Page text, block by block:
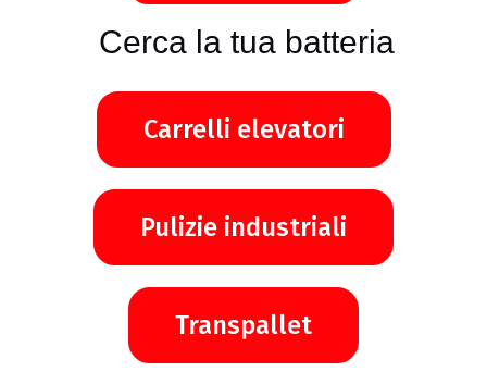
Cerca la tua batteria
Carrelli elevatori
Pulizie industriali
Transpallet